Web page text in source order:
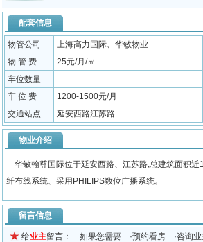
配套信息
物管公司 上海高力国际、华敏物业
物 管 费
25元/月/㎡
车位数量
车 位 费
1200-1500元/月
交通站点
延安西路江苏路
物业介绍
华敏翰尊国际位于延安西路、江苏路,总建筑面积
纤布线系统、采用PHILIPS数位广播系统。
留言信息
给业主留言： 如果您需要 ·预约看房 ·咨询